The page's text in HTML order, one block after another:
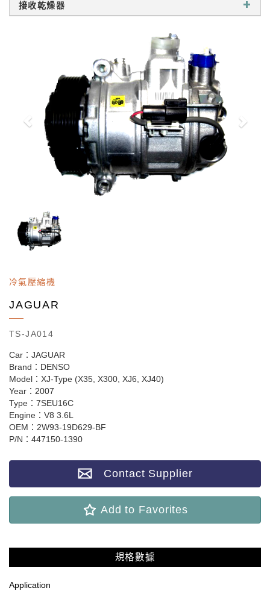
接收乾燥器
冷氣壓縮機
JAGUAR
TS-JA014
Car：JAGUAR
Brand：DENSO
Model：XJ-Type (X35, X300, XJ6, XJ40)
Year：2007
Type：7SEU16C
Engine：V8 3.6L
OEM：2W93-19D629-BF
P/N：447150-1390
Contact Supplier
Add to Favorites
規格數據
Application